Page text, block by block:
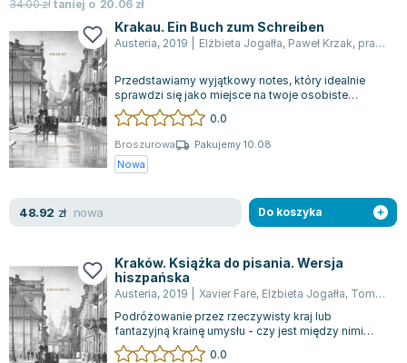
Książki o naukach politycznych dla studentów
Książki do nauk przyrodniczych dla studentów
Książki do nauk społecznych dla studentów
Książki do nauk ścisłych dla studentów
Prawo - książki dla studentów
Technologia żywności - książki
Zarządzanie i marketing - książki
Podręczniki dla nauczycieli - metodyka
Bolesław Prus
Clive Cussler
Wanda Chotomska
Józef Ignacy Kraszewski
Clive Staples Lewis
Martyna Wojciechowska
Melissa De la Cruz
Jaś Kapela
Witold Gadowski
Jan Pietrzak
Marcin Kowalczyk
Piotr Zychowicz
Joanna Jabłczyńska
34.00złtaniej o 20.06 zł
Krakau. Ein Buch zum Schreiben
Austeria, 2019 Elżbieta Jogałła, Paweł Krzak, praca zbiorowa
Przedstawiamy wyjątkowy notes, który idealnie
sprawdzi się jako miejsce na twoje osobiste
zapiski. Wzbogacony o archiwalne fotogra...
0.0
Broszurowa
Pakujemy 10.08
Nowa
48.92 zł nowa Do koszyka
Kraków. Książka do pisania. Wersja
hiszpańska
Austeria, 2019 Xavier Fare, Elżbieta Jogałła, Tomasz Fijałkowski
Podróżowanie przez rzeczywisty kraj lub
fantazyjną krainę umysłu - czy jest między nimi
różnica? Obserwuj zarówno to, co widoczne,...
0.0